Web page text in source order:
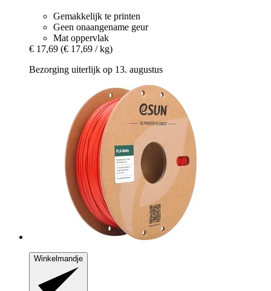
Gemakkelijk te printen
Geen onaangename geur
Mat oppervlak
€ 17,69 (€ 17,69 / kg)
Bezorging uiterlijk op 13. augustus
Winkelmandje